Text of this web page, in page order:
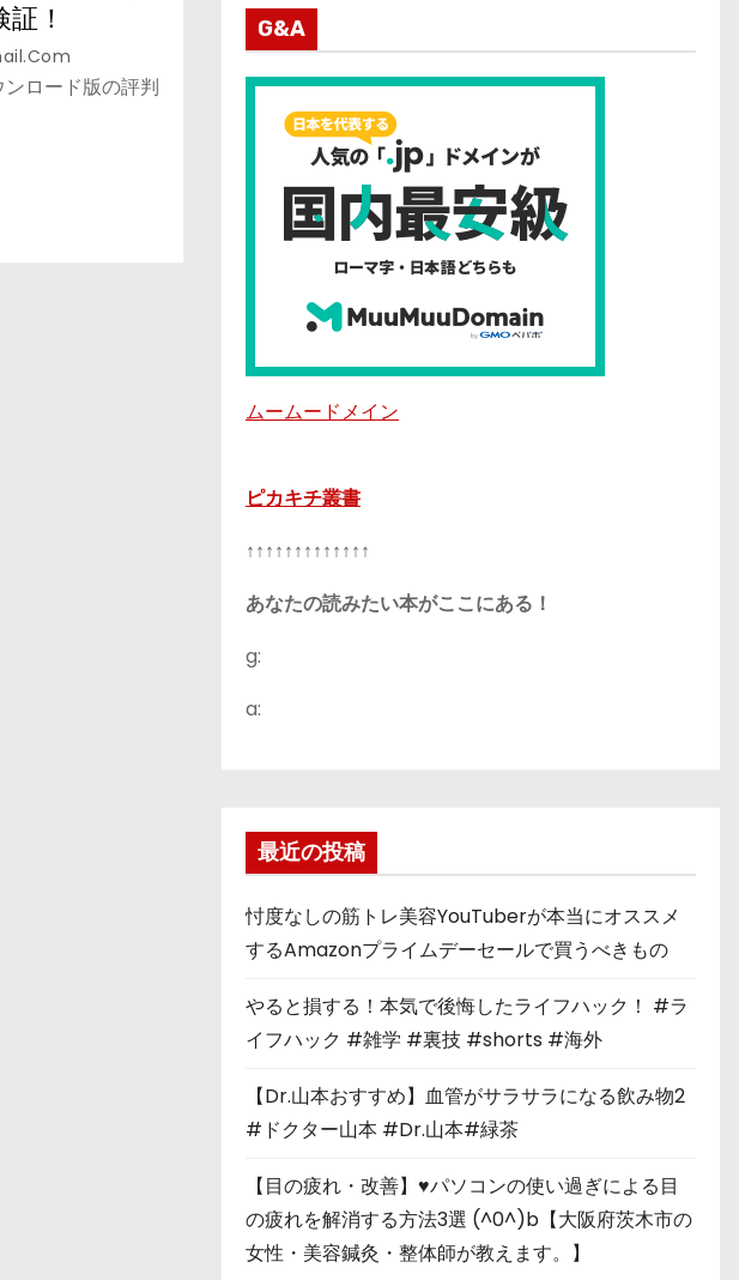
！
ロード版の評判
G&A
ムームードメイン
ピカキチ叢書
↑↑↑↑↑↑↑↑↑↑↑↑↑
あなたの読みたい本がここにある！
g:
a:
最近の投稿
忖度なしの筋トレ美容YouTuberが本当にオススメ
するAmazonプライムデーセールで買うべきもの
やると損する！本気で後悔したライフハック！ #ラ
イフハック #雑学 #裏技 #shorts #海外
【Dr.山本おすすめ】血管がサラサラになる飲み物2
#ドクター山本 #Dr.山本#緑茶
【目の疲れ・改善】♥パソコンの使い過ぎによる目
の疲れを解消する方法3選 (^0^)b【大阪府茨木市の
女性・美容鍼灸・整体師が教えます。】